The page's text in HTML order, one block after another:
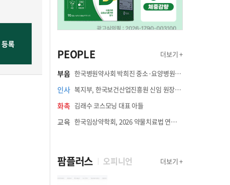
PEOPLE 더보기 +
부음 한국병원약사회 박희진 중소·요양병원이사(충청북도 청주의료원 약제팀장) 부친상
인사 복지부, 한국보건산업진흥원 신임 원장에 고상백 교수 임명
화촉 김래수 코스모닝 대표 아들
교육 한국임상약학회, 2026 약물치료법 연수강좌 8월 21일 개최
팜플러스 오피니언 더보기 +